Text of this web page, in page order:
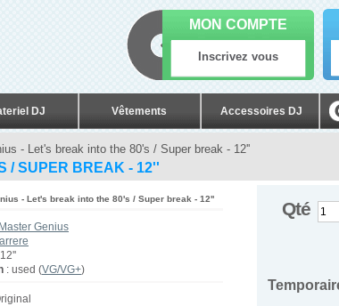
DJ Vêtements Accessoires DJ
MON COMPTE
Inscrivez vous
- Let's break into the 80's / Super break - 12''
/ SUPER BREAK - 12''
- Let's break into the 80's / Super break - 12''
Master Genius
: used (VG/VG+)
Qté